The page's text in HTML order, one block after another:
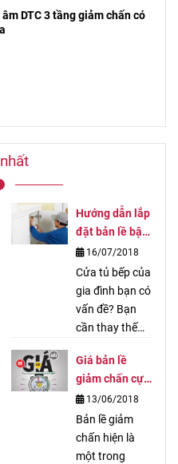
âm DTC 3 tầng giảm chấn có
Hướng dẫn lắp
đặt bản lề bật
đơn giản với 3
bước
16/07/2018
Cửa tủ bếp của
gia đình bạn có
vấn đề? Bạn
cần thay thế
để tủ bếp hoạt
động tốt hơn?
Nhưng bạn
không biết
cách tháo lắp
bản lề. Đừng lo,
Giá bản lề
giảm chấn cực
hấp dẫn cho
khách hàng lẻ
13/06/2018
Bản lề giảm
chấn hiện là
một trong